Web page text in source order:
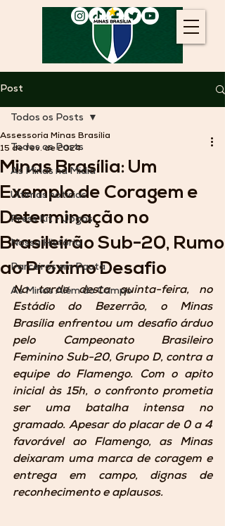
Post
Todos os Posts
As Minas na Mídia
Últimas notícias
Press Kit - Jogos
Nossa História
Parceiros em Pauta
As Minas Além do Campo
Todos os Posts
Minas Brasília: Um
Exemplo de Coragem e
Determinação no
Brasileirão Sub-20, Rumo
ao Próximo Desafio
Assessoria Minas Brasília
15 de fev. de 2024
Na tarde desta quinta-feira, no
Estádio do Bezerrão, o Minas
Brasília enfrentou um desafio árduo
pelo Campeonato Brasileiro
Feminino Sub-20, Grupo D, contra a
equipe do Flamengo. Com o apito
inicial às 15h, o confronto prometia
ser uma batalha intensa no
gramado. Apesar do placar de 0 a 4
favorável ao Flamengo, as Minas
deixaram uma marca de coragem e
entrega em campo, dignas de
reconhecimento e aplausos.